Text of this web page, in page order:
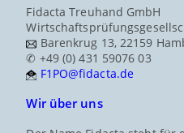
Fidacta Treuhand GmbH
Barenkrug 13, 22159
✆ +49 (0) 431 59076 03
F1PO@fidacta.de
Wir über uns